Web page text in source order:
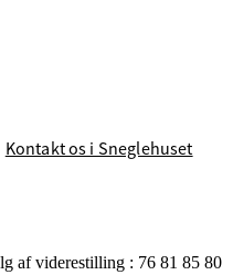
Kontakt os i Sneglehuset
af viderestilling : 76 81 85 80